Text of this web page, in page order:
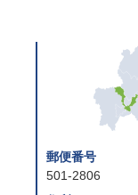
郵便番号
501-2806